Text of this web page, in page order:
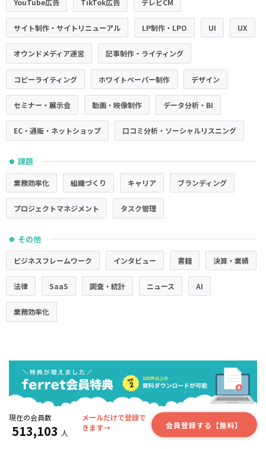
サイト制作・サイトリニューアル LP制作・LPO UI UX
オウンドメディア運営 記事制作・ライティング
コピーライティング ホワイトペーパー制作 デザイン
セミナー・展示会 動画・映像制作 データ分析・BI
EC・通販・ネットショップ 口コミ分析・ソーシャルリスニング
● 課題
業務効率化 組織づくり キャリア ブランディング
プロジェクトマネジメント タスク管理
● その他
ビジネスフレームワーク インタビュー 書籍 決算・業績
法律 SaaS 調査・統計 ニュース AI
業務効率化
現在の会員数
513,103 人
メールだけで登録で
きます→
会員登録する【無料】